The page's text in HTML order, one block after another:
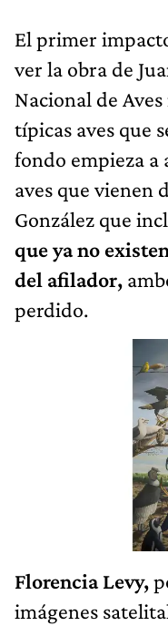
El primer
ver la obra de
Nacional de
típicas aves que
fondo empieza a
aves que vienen
González que
que ya no
del afilador,
perdido.
Florencia Levy,
imágenes